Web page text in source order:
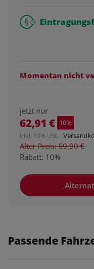
Momentan nicht
jetzt nur
62,91 € 10%
inkl. 19% USt. ,
Alter Preis: 69,90 €
Rabatt: 10%
Passende